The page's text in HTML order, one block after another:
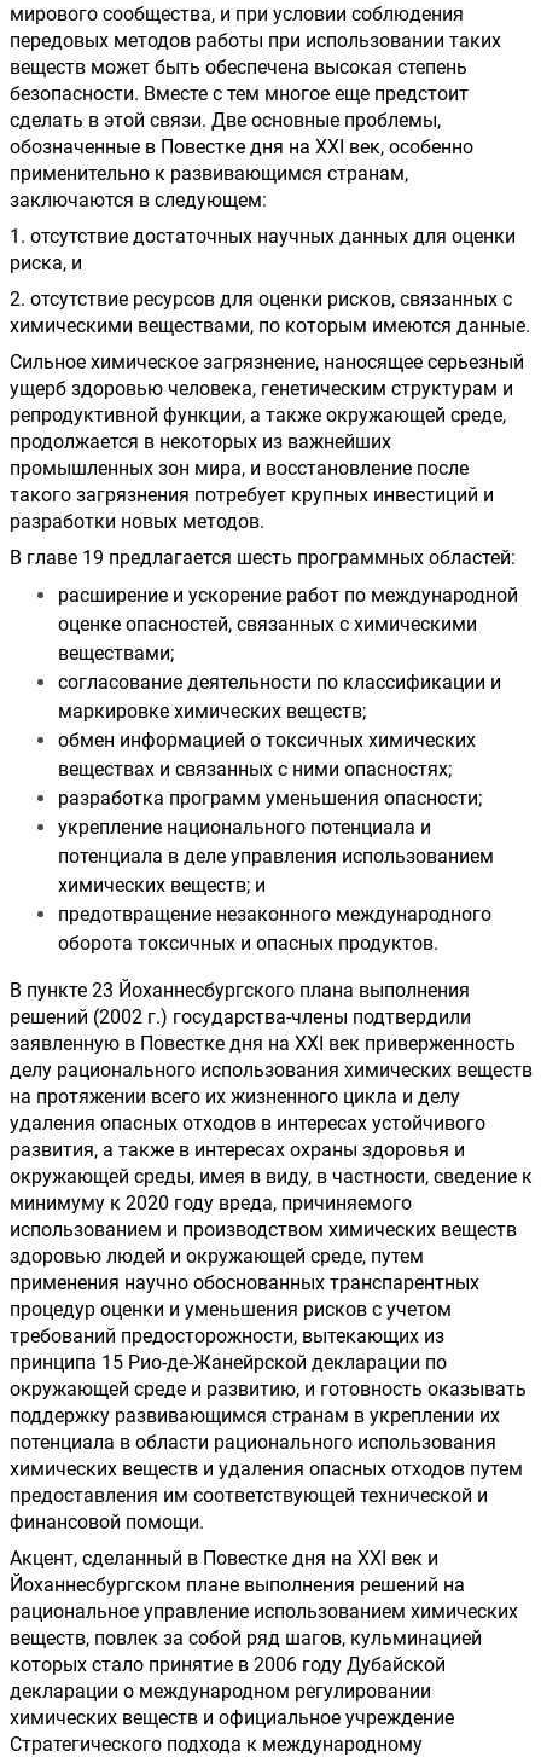
мирового сообщества, и при условии соблюдения
передовых методов работы при использовании таких
веществ может быть обеспечена высокая степень
безопасности. Вместе с тем многое еще предстоит
сделать в этой связи. Две основные проблемы,
обозначенные в Повестке дня на XXI век, особенно
применительно к развивающимся странам,
заключаются в следующем:
1. отсутствие достаточных научных данных для оценки
риска, и
2. отсутствие ресурсов для оценки рисков, связанных с
химическими веществами, по которым имеются данные.
Сильное химическое загрязнение, наносящее серьезный
ущерб здоровью человека, генетическим структурам и
репродуктивной функции, а также окружающей среде,
продолжается в некоторых из важнейших
промышленных зон мира, и восстановление после
такого загрязнения потребует крупных инвестиций и
разработки новых методов.
В главе 19 предлагается шесть программных областей:
расширение и ускорение работ по международной
оценке опасностей, связанных с химическими
веществами;
согласование деятельности по классификации и
маркировке химических веществ;
обмен информацией о токсичных химических
веществах и связанных с ними опасностях;
разработка программ уменьшения опасности;
укрепление национального потенциала и
потенциала в деле управления использованием
химических веществ; и
предотвращение незаконного международного
оборота токсичных и опасных продуктов.
В пункте 23 Йоханнесбургского плана выполнения
решений (2002 г.) государства-члены подтвердили
заявленную в Повестке дня на XXI век приверженность
делу рационального использования химических веществ
на протяжении всего их жизненного цикла и делу
удаления опасных отходов в интересах устойчивого
развития, а также в интересах охраны здоровья и
окружающей среды, имея в виду, в частности, сведение к
минимуму к 2020 году вреда, причиняемого
использованием и производством химических веществ
здоровью людей и окружающей среде, путем
применения научно обоснованных транспарентных
процедур оценки и уменьшения рисков с учетом
требований предосторожности, вытекающих из
принципа 15 Рио-де-Жанейрской декларации по
окружающей среде и развитию, и готовность оказывать
поддержку развивающимся странам в укреплении их
потенциала в области рационального использования
химических веществ и удаления опасных отходов путем
предоставления им соответствующей технической и
финансовой помощи.
Акцент, сделанный в Повестке дня на XXI век и
Йоханнесбургском плане выполнения решений на
рациональное управление использованием химических
веществ, повлек за собой ряд шагов, кульминацией
которых стало принятие в 2006 году Дубайской
декларации о международном регулировании
химических веществ и официальное учреждение
Стратегического подхода к международному